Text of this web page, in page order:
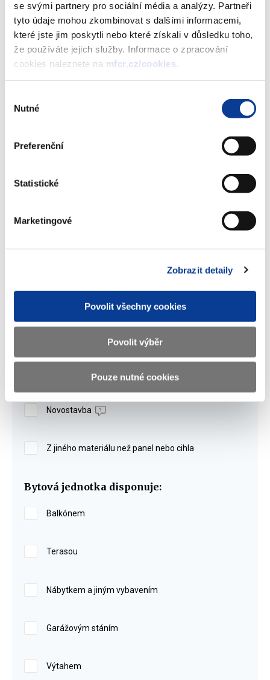
se svými partnery pro sociální média a analýzy. Partneři
tyto údaje mohou zkombinovat s dalšími informacemi,
které jste jim poskytli nebo které získali v důsledku toho,
že používáte jejich služby. Informace o zpracování
cookies naleznete na mfcr.cz/cookies
souhlasu
Nutné
Preferenční
Statistické
Marketingové
Zobrazit detaily
Povolit všechny cookies
Povolit výběr
Pouze nutné cookies
sporům, ani jiné podobné aplikaci. Jsou pouze informativním
přehledem výše průměrného tržního nájemného v lokalitách.
Interaktivní kalkulačka
- vyberte územní jednotku -
Bytový dům je:
Novostavba
Z jiného materiálu než panel nebo cihla
Bytová jednotka disponuje:
Balkónem
Terasou
Nábytkem a jiným vybavením
Garážovým stáním
Výtahem